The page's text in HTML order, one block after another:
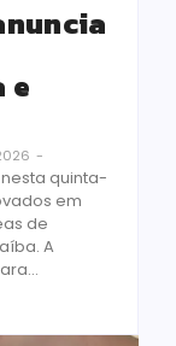
e
-
quinta-
em
de
A